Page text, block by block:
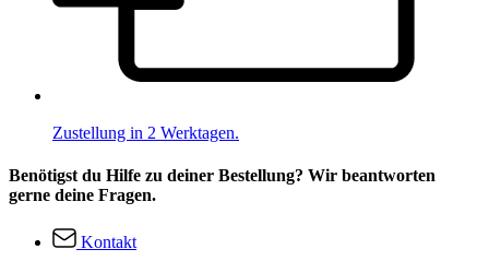
Zustellung in 2 Werktagen.
Benötigst du Hilfe zu deiner Bestellung? Wir beantworten
gerne deine Fragen.
Kontakt